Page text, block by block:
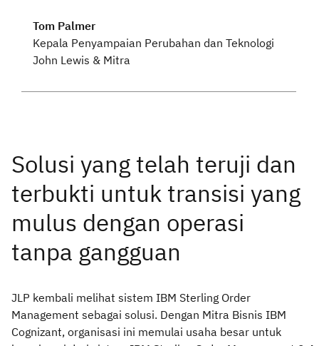
Tom Palmer
Kepala Penyampaian Perubahan dan Teknologi
John Lewis & Mitra
JLP kembali melihat sistem IBM Sterling Order
Management sebagai solusi. Dengan Mitra Bisnis IBM
Cognizant, organisasi ini memulai usaha besar untuk